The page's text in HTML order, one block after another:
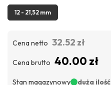
12 - 21,52 mm
Cena netto 32.52 zł
Cena brutto 40.00 zł
Stan magazynowy duża ilość